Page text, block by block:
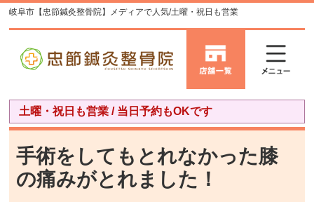
岐阜市【忠節鍼灸整骨院】メディアで人気/土曜・祝日も営業
土曜・祝日も営業 / 当日予約もOKです
手術をしてもとれなかった膝
の痛みがとれました！